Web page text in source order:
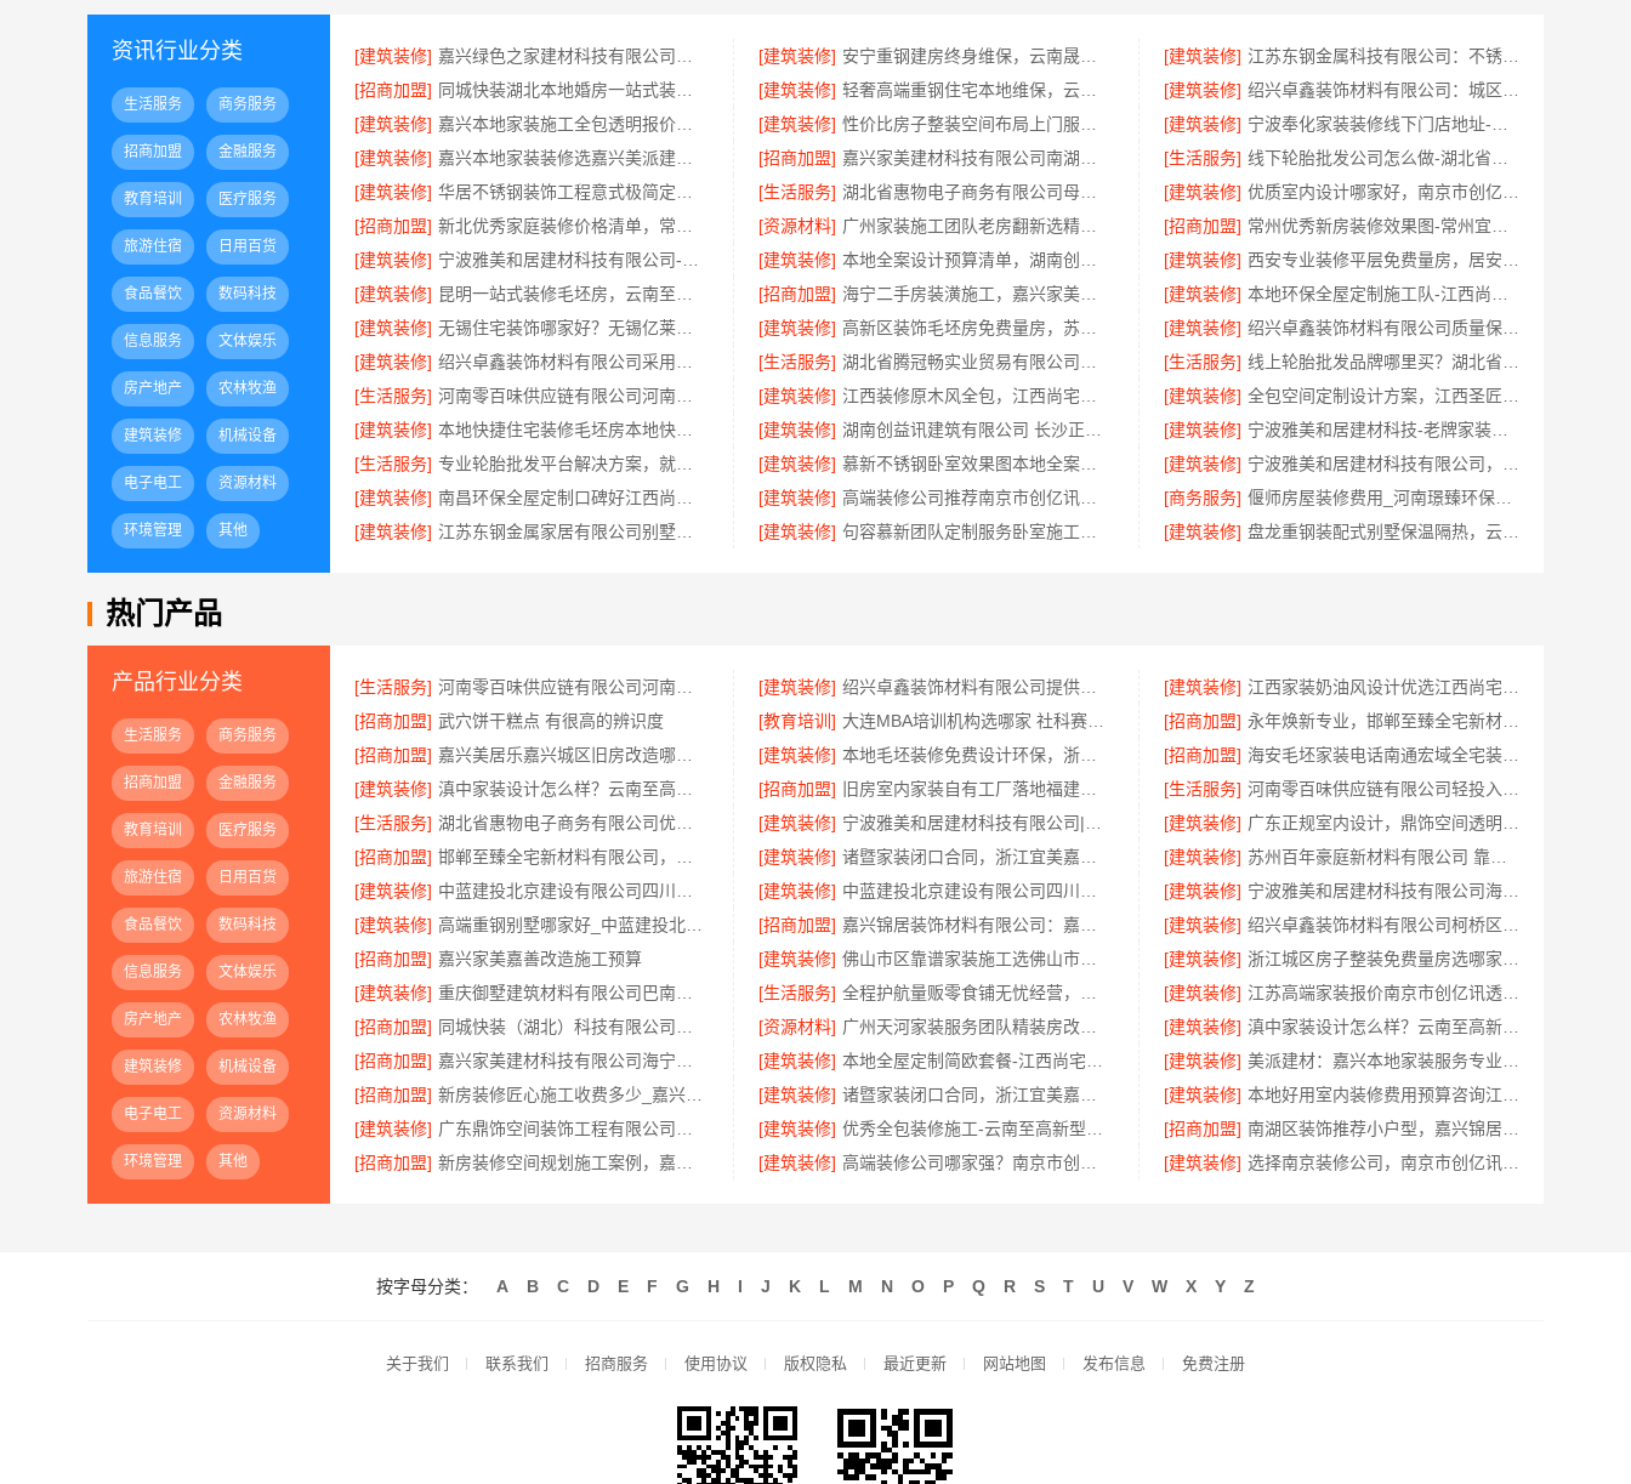
资讯行业分类
生活服务 商务服务
招商加盟 金融服务
教育培训 医疗服务
旅游住宿 日用百货
食品餐饮 数码科技
信息服务 文体娱乐
房产地产 农林牧渔
建筑装修 机械设备
电子电工 资源材料
环境管理 其他
[建筑装修] [建筑装修] [建筑装修]
江苏东钢金属科技有限公司：不锈钢浴室柜厂家江浙沪加盟
[招商加盟]
[建筑装修] [建筑装修]
[建筑装修]
[建筑装修] [建筑装修]
[建筑装修]
[招商加盟] [生活服务]
[建筑装修]
[生活服务] [建筑装修]
[招商加盟]
[资源材料] [招商加盟]
[建筑装修]
[建筑装修] [建筑装修]
[建筑装修]
[招商加盟] [建筑装修]
[建筑装修]
[建筑装修] [建筑装修]
绍兴卓鑫装饰材料有限公司质量保障放心选
[建筑装修]
[生活服务] [生活服务]
[生活服务]
[建筑装修] [建筑装修]
[建筑装修]
[建筑装修] [建筑装修]
宁波雅美和居建材科技-老牌家装设计施工对接
[生活服务]
[建筑装修] [建筑装修]
[建筑装修]
[建筑装修] [商务服务]
偃师房屋装修费用_河南璟臻环保建材一站式服务
[建筑装修]
[建筑装修] [建筑装修] 盘龙重钢装配式别墅保温隔热，云南晟构建筑建材有限公司
热门产品
产品行业分类
生活服务 商务服务
招商加盟 金融服务
教育培训 医疗服务
旅游住宿 日用百货
食品餐饮 数码科技
信息服务 文体娱乐
房产地产 农林牧渔
建筑装修 机械设备
电子电工 资源材料
环境管理 其他
[生活服务] [建筑装修] [建筑装修]
[招商加盟] 武穴饼干糕点 有很高的辨识度 [教育培训] [招商加盟]
永年焕新专业，邯郸至臻全宅新材料有限公司专注全屋整装解决方案
[招商加盟]
[建筑装修] [招商加盟]
海安毛坯家装电话南通宏域全宅装饰建材有限公司
[建筑装修]
[招商加盟] [生活服务]
[生活服务]
[建筑装修] [建筑装修]
[招商加盟]
[建筑装修] [建筑装修]
[建筑装修]
[建筑装修] [建筑装修]
宁波雅美和居建材科技有限公司海曙家装施工线下门店地址
[建筑装修]
[招商加盟] [建筑装修]
[招商加盟] 嘉兴家美嘉善改造施工预算 [建筑装修] [建筑装修]
[建筑装修]
[生活服务] [建筑装修]
江苏高端家装报价南京市创亿讯透明无忧
[招商加盟]
[资源材料] [建筑装修]
滇中家装设计怎么样？云南至高新型建材有限公司口碑佳
[招商加盟]
[建筑装修] [建筑装修]
[招商加盟]
[建筑装修] [建筑装修]
[建筑装修]
[建筑装修] [招商加盟]
[招商加盟]
[建筑装修] [建筑装修]
按字母分类： A B C D E F G H I J K L M N O P Q R S T U V W X Y Z
关于我们 联系我们 招商服务 使用协议 版权隐私 最近更新 网站地图 发布信息 免费注册